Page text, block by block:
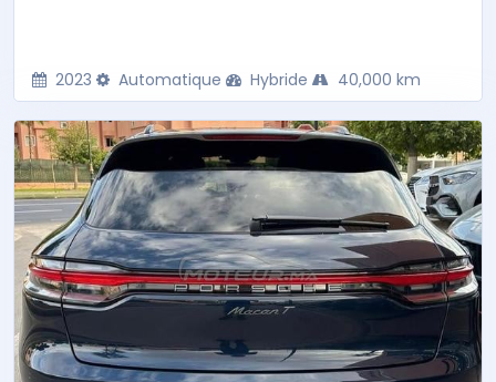
2023 Automatique Hybride 40,000 km